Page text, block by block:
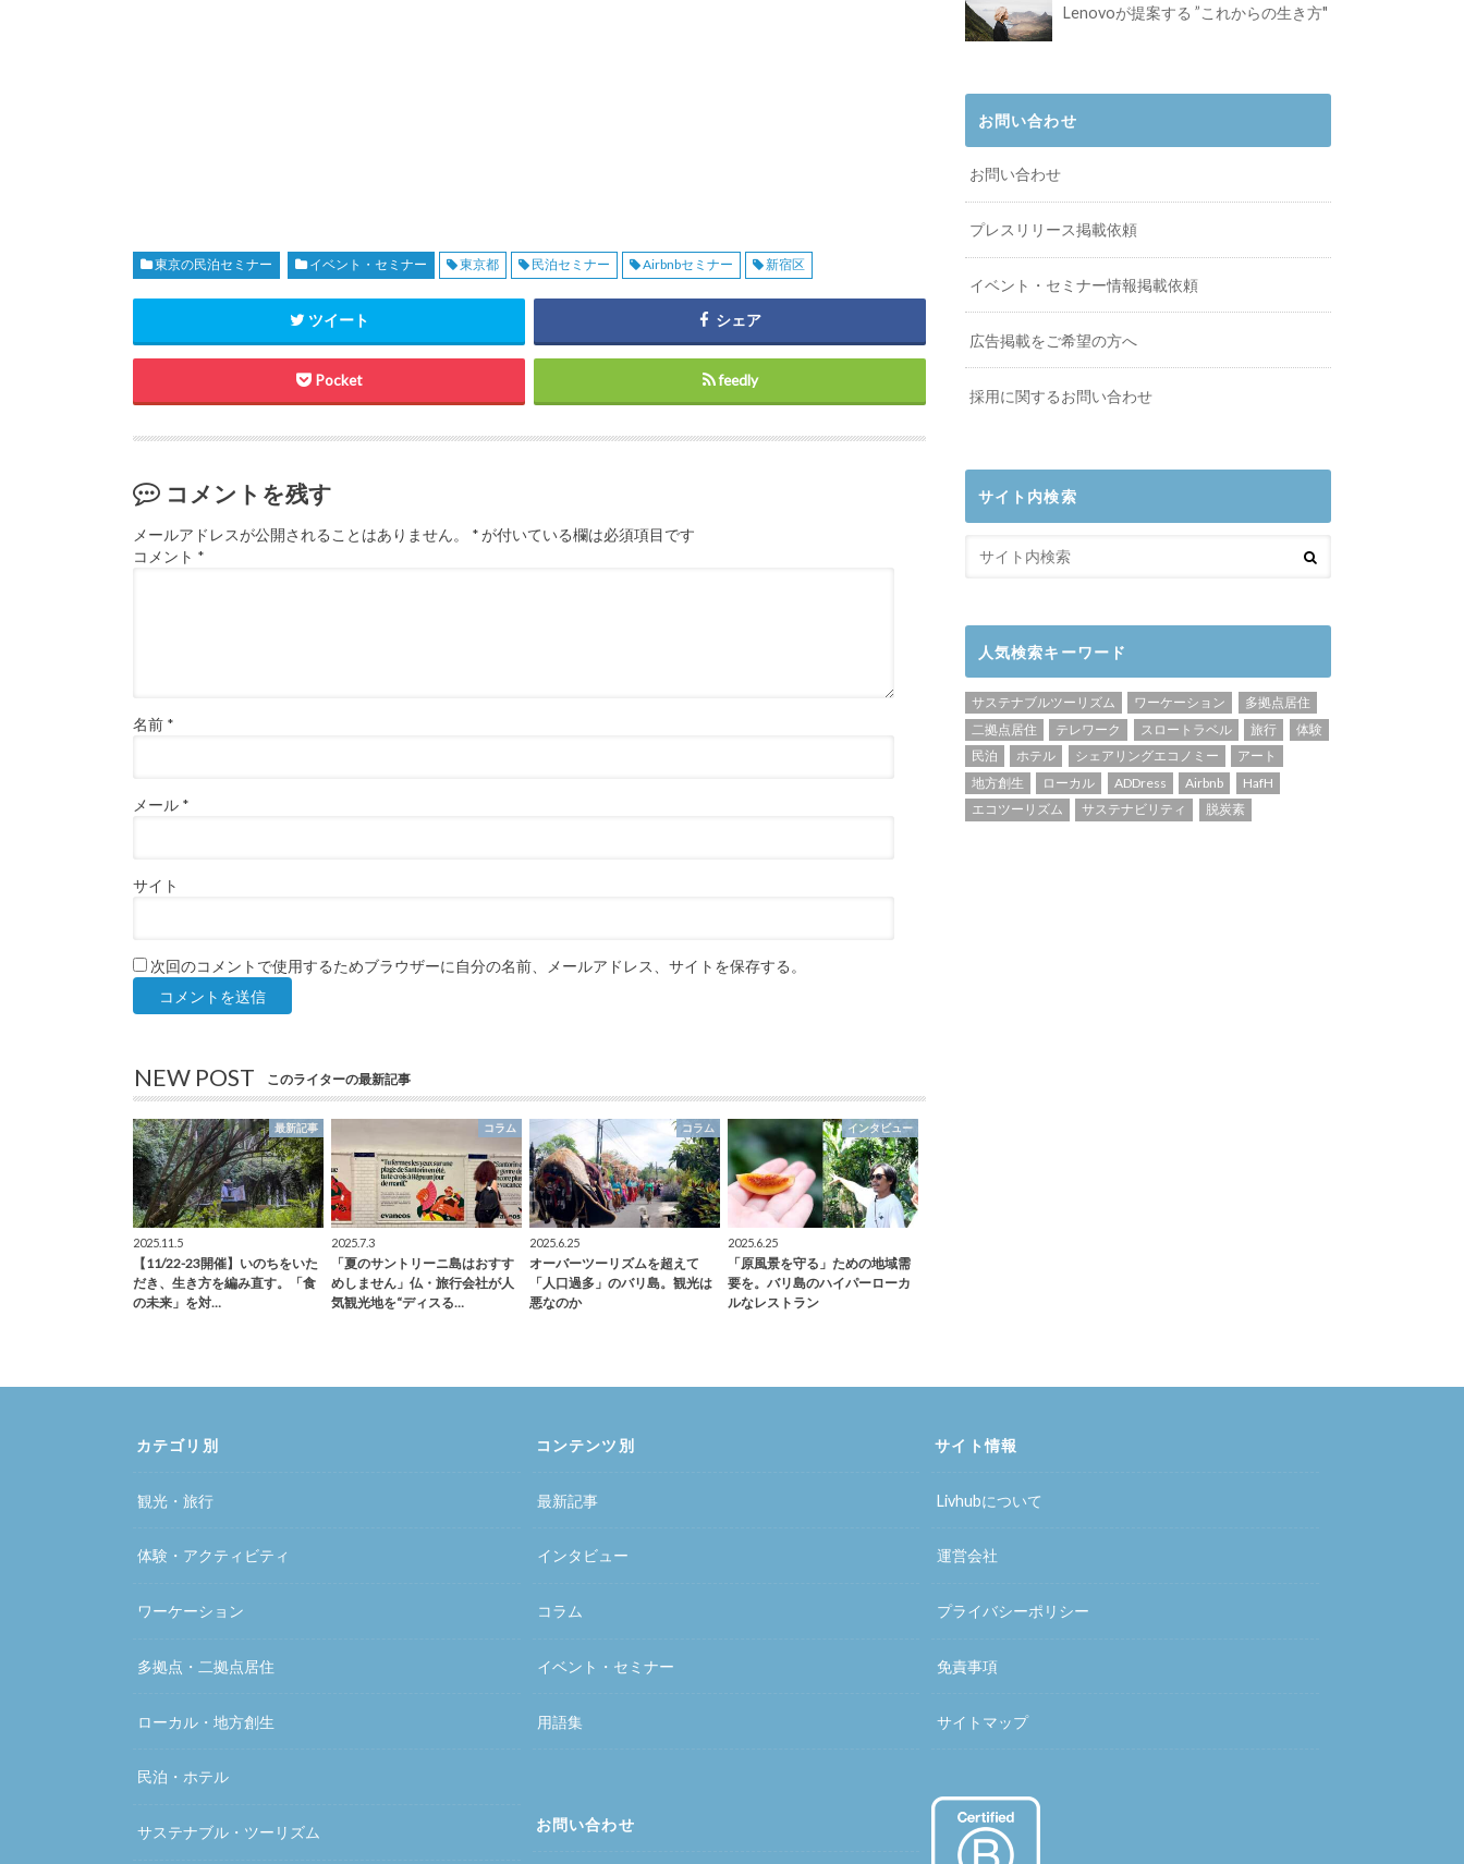
東京の民泊セミナー イベント・セミナー 東京都 民泊セミナー Airbnbセミナー 新宿区
ツイート シェア
Pocket feedly
コメントを残す
メールアドレスが公開されることはありません。 *が付いている欄は必須項目です
コメント *
名前 *
メール *
サイト
次回のコメントで使用するためブラウザーに自分の名前、メールアドレス、サイトを保存する。
NEW POST このライターの最新記事
最新記事
2025.11.5
【11/22-23開催】いのちをいた
だき、生き方を編み直す。「食
の未来」を対…
コラム
2025.7.3
「夏のサントリーニ島はおすす
めしません」仏・旅行会社が人
気観光地を“ディスる…
コラム
2025.6.25
オーバーツーリズムを超えて
「人口過多」のバリ島。観光は
悪なのか
インタビュー
2025.6.25
「原風景を守る」ための地域需
要を。バリ島のハイパーローカ
ルなレストラン
Lenovoが提案する ”これからの生き方"
お問い合わせ
お問い合わせ
プレスリリース掲載依頼
イベント・セミナー情報掲載依頼
広告掲載をご希望の方へ
採用に関するお問い合わせ
サイト内検索
人気検索キーワード
サステナブルツーリズム ワーケーション
多拠点居住
二拠点居住
テレワーク スロートラベル 旅行
体験
民泊
ホテル シェアリングエコノミー
アート
地方創生
ローカル ADDress Airbnb
HafH
エコツーリズム
サステナビリティ 脱炭素
カテゴリ別
観光・旅行
体験・アクティビティ
ワーケーション
多拠点・二拠点居住
ローカル・地方創生
民泊・ホテル
サステナブル・ツーリズム
コンテンツ別
最新記事
インタビュー
コラム
イベント・セミナー
用語集
お問い合わせ
サイト情報
Livhubについて
運営会社
プライバシーポリシー
免責事項
サイトマップ